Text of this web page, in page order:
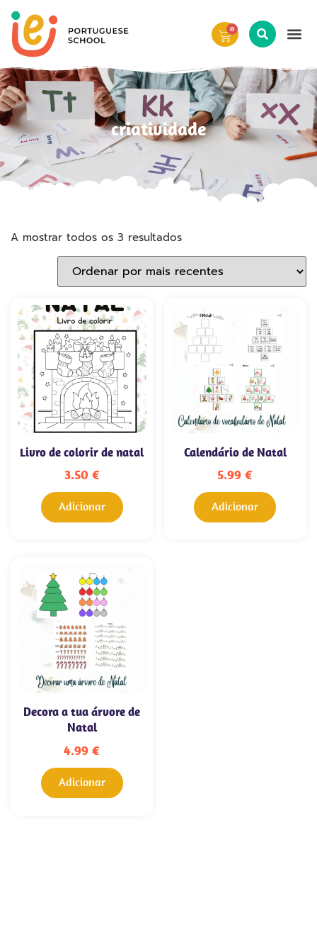
0
criatividade
A mostrar todos os 3 resultados
Livro de colorir de natal
3.50 €
Adicionar
Calendário de Natal
5.99€
Adicionar
Decora a tua árvore de
Natal
4.99€
Adicionar